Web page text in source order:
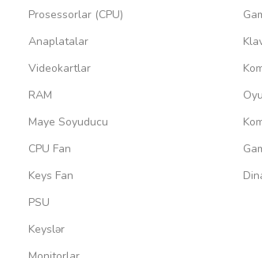
Prosessorlar (CPU)
Anaplatalar
Videokartlar
RAM
Maye Soyuducu
CPU Fan
Keys Fan
PSU
Keyslər